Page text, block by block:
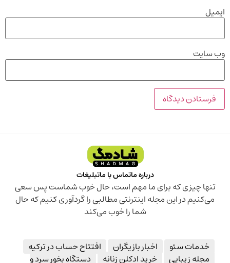
ایمیل
وب‌ سایت
درباره ماتماس با ماتبلیغات
تنها چیزی که برای ما مهم است، حال خوب شماست پس سعی
می‌کنیم در این مجله اینترنتی مطالبی را گردآوری کنیم که حال
شما را خوب می‌کند
خدمات سئو اخبار بازیگران
افتتاح حساب در ترکیه
مجله زیبایی
خرید ادکلن زنانه دستگاه بخور سرد و